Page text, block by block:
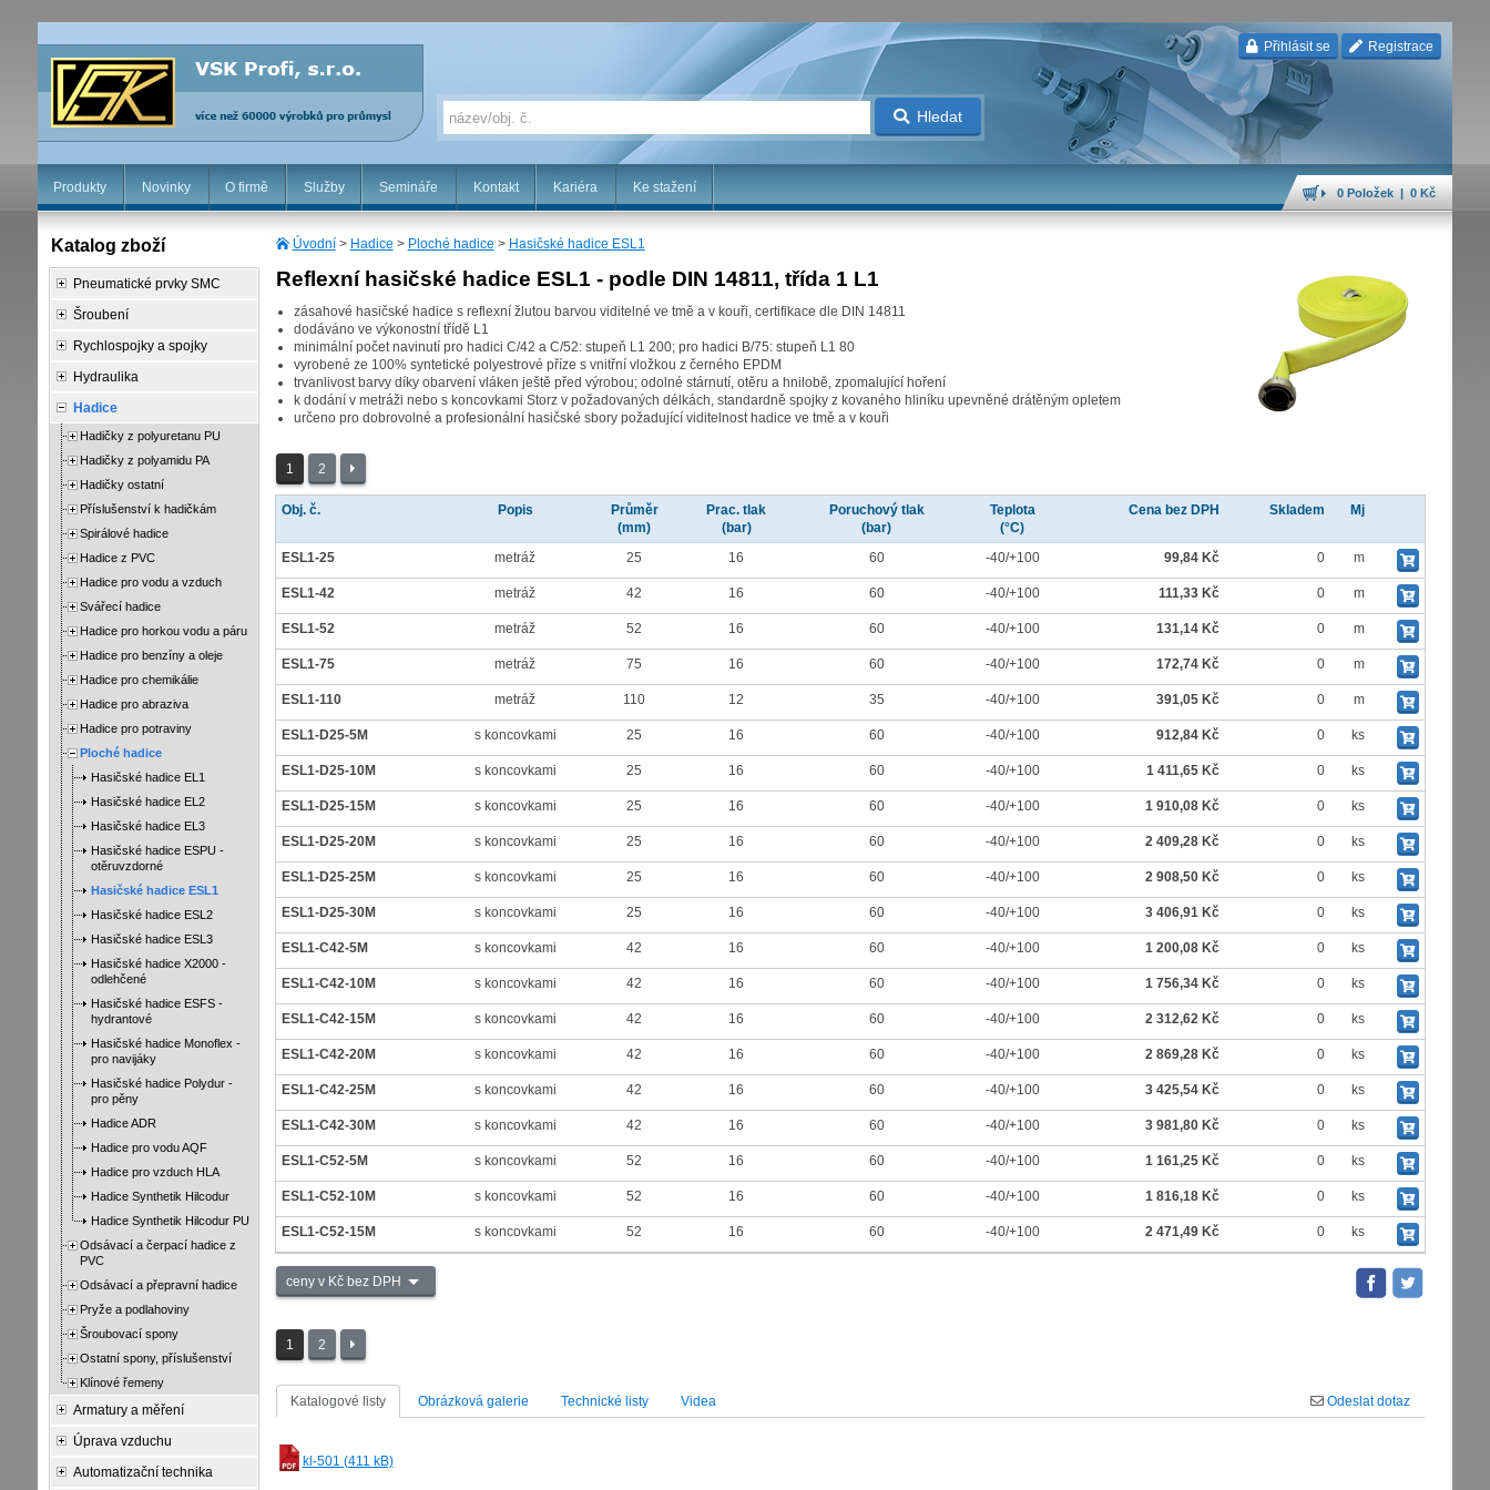
Přihlásit se Registrace
Hledat
Produkty Novinky O firmě Služby Semináře Kontakt Kariéra Ke stažení 0 Položek | 0 Kč
Úvodní> Hadice > Ploché hadice > Hasičské hadice ESL1
Reflexní hasičské hadice ESL1 - podle DIN 14811, třída 1 L1
zásahové hasičské hadice s reflexní žlutou barvou viditelné ve tmě a v kouři, certifikace dle DIN 14811
dodáváno ve výkonostní třídě L1
minimální počet navinutí pro hadici C/42 a C/52: stupeň L1 200; pro hadici B/75: stupeň L1 80
vyrobené ze 100% syntetické polyestrové příze s vnitřní vložkou z černého EPDM
trvanlivost barvy díky obarvení vláken ještě před výrobou; odolné stárnutí, otěru a hnilobě, zpomalující hoření
k dodání v metráži nebo s koncovkami Storz v požadovaných délkách, standardně spojky z kovaného hliníku upevněné drátěným opletem
určeno pro dobrovolné a profesionální hasičské sbory požadující viditelnost hadice ve tmě a v kouři
1 2
Obj. č. Popis
Průměr
(mm)
Prac. tlak
(bar)
Poruchový tlak
(bar)
Teplota
(°C)
Cena bez DPH Skladem Mj
ESL1-25 metráž 25 16 60 -40/+100 99,84 Kč 0 m
ESL1-42 metráž 42 16 60 -40/+100 111,33 Kč 0 m
ESL1-52 metráž 52 16 60 -40/+100 131,14 Kč 0 m
ESL1-75 metráž 75 16 60 -40/+100 172,74 Kč 0 m
ESL1-110 metráž 110 12 35 -40/+100 391,05 Kč 0 m
ESL1-D25-5M s koncovkami 25 16 60 -40/+100 912,84 Kč 0 ks
ESL1-D25-10M s koncovkami 25 16 60 -40/+100 1 411,65 Kč 0 ks
ESL1-D25-15M s koncovkami 25 16 60 -40/+100 1 910,08 Kč 0 ks
ESL1-D25-20M s koncovkami 25 16 60 -40/+100 2 409,28 Kč 0 ks
ESL1-D25-25M s koncovkami 25 16 60 -40/+100 2 908,50 Kč 0 ks
ESL1-D25-30M s koncovkami 25 16 60 -40/+100 3 406,91 Kč 0 ks
ESL1-C42-5M s koncovkami 42 16 60 -40/+100 1 200,08 Kč 0 ks
ESL1-C42-10M s koncovkami 42 16 60 -40/+100 1 756,34 Kč 0 ks
ESL1-C42-15M s koncovkami 42 16 60 -40/+100 2 312,62 Kč 0 ks
ESL1-C42-20M s koncovkami 42 16 60 -40/+100 2 869,28 Kč 0 ks
ESL1-C42-25M s koncovkami 42 16 60 -40/+100 3 425,54 Kč 0 ks
ESL1-C42-30M s koncovkami 42 16 60 -40/+100 3 981,80 Kč 0 ks
ESL1-C52-5M s koncovkami 52 16 60 -40/+100 1 161,25 Kč 0 ks
ESL1-C52-10M s koncovkami 52 16 60 -40/+100 1 816,18 Kč 0 ks
ESL1-C52-15M s koncovkami 52 16 60 -40/+100 2 471,49 Kč 0 ks
ceny v Kč bez DPH
1 2
Katalogové listy Obrázková galerie Technické listy Videa Odeslat dotaz
kl-501 (411 kB)
Katalog zboží
Pneumatické prvky SMC
Šroubení
Rychlospojky a spojky
Hydraulika
Hadice
Hadičky z polyuretanu PU
Hadičky z polyamidu PA
Hadičky ostatní
Příslušenství k hadičkám
Spirálové hadice
Hadice z PVC
Hadice pro vodu a vzduch
Svářecí hadice
Hadice pro horkou vodu a páru
Hadice pro benzíny a oleje
Hadice pro chemikálie
Hadice pro abraziva
Hadice pro potraviny
Ploché hadice
Hasičské hadice EL1
Hasičské hadice EL2
Hasičské hadice EL3
Hasičské hadice ESPU -
otěruvzdorné
Hasičské hadice ESL1
Hasičské hadice ESL2
Hasičské hadice ESL3
Hasičské hadice X2000 -
odlehčené
Hasičské hadice ESFS -
hydrantové
Hasičské hadice Monoflex -
pro navijáky
Hasičské hadice Polydur -
pro pěny
Hadice ADR
Hadice pro vodu AQF
Hadice pro vzduch HLA
Hadice Synthetik Hilcodur
Hadice Synthetik Hilcodur PU
Odsávací a čerpací hadice z
PVC
Odsávací a přepravní hadice
Pryže a podlahoviny
Šroubovací spony
Ostatní spony, příslušenství
Klínové řemeny
Armatury a měření
Úprava vzduchu
Automatizační technika